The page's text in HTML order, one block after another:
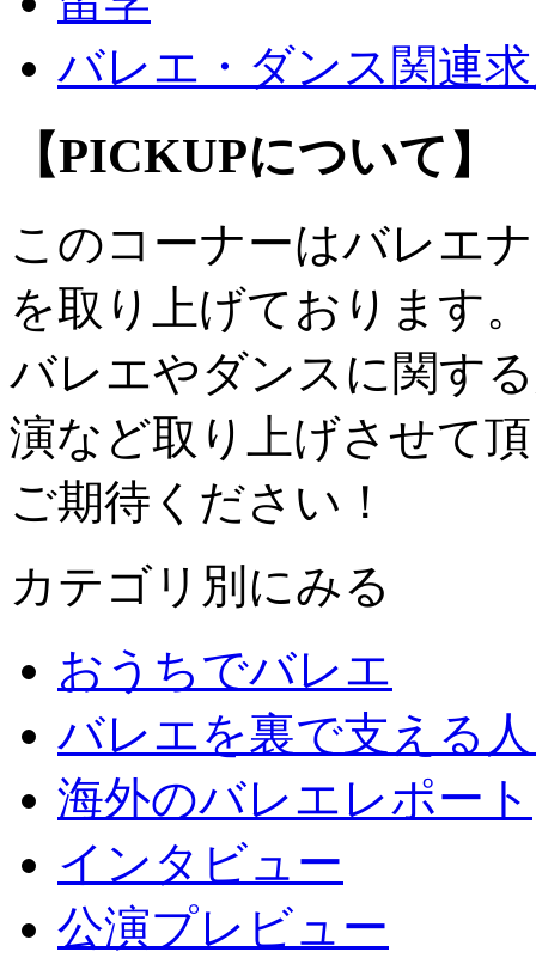
バレエ・ダンス関連
【PICKUPについて】
このコーナーはバレエ
を取り上げております。
バレエやダンスに関す
演など取り上げさせて
ご期待ください！
カテゴリ別にみる
おうちでバレエ
バレエを裏で支える
海外のバレエレポート
インタビュー
公演プレビュー